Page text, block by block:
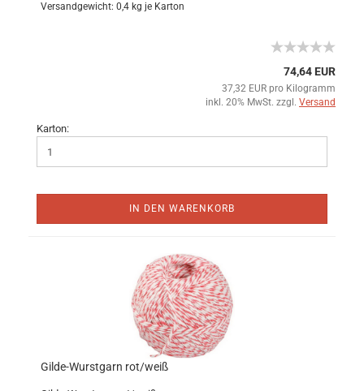
Versandgewicht: 0,4 kg je Karton
74,64 EUR
37,32 EUR pro Kilogramm
inkl. 20% MwSt. zzgl. Versand
Karton:
IN DEN WARENKORB
Gilde-Wurstgarn rot/weiß